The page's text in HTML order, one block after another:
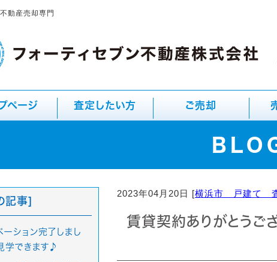
動産売却専門
ページ 査定したい方 ご売却
2023年04月20日 [横浜市 戸建て
賃貸契約ありがとうご
記事]
ーション完了しまし
学できます♪